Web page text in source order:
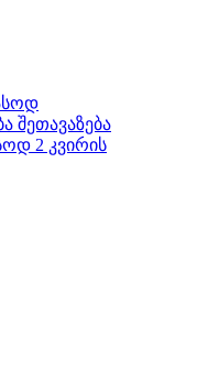
შეთავაზება
2 კვირის